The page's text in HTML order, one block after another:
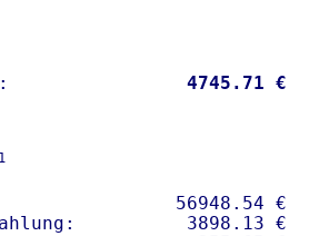
Brutto: 4745.71 €
1
56948.54 €
3898.13 €